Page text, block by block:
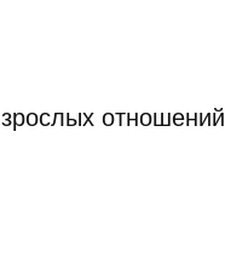
отношений